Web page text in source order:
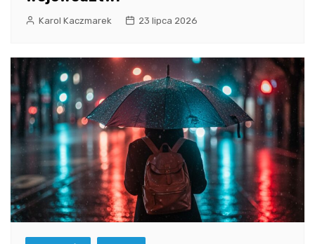
Karol Kaczmarek 23 lipca 2026